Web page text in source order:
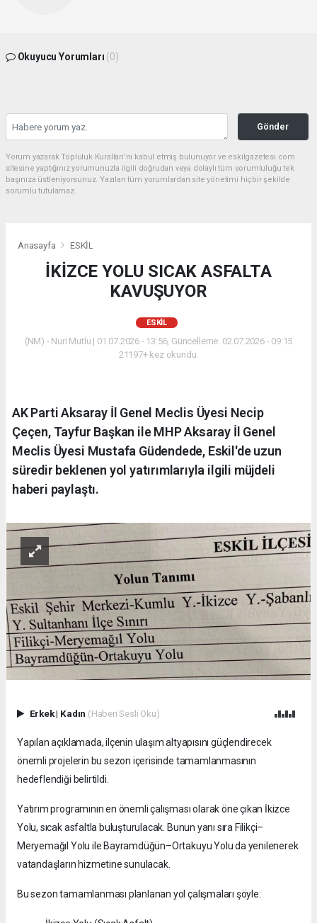
Okuyucu Yorumları (0)
Gönder
Yorum yazarak Topluluk Kuralları’nı kabul etmiş bulunuyor ve eskilgazetesi.com
sitesine yaptığınız yorumunuzla ilgili doğrudan veya dolaylı tüm sorumluluğu tek
başınıza üstleniyorsunuz. Yazılan tüm yorumlardan site yönetimi hiçbir şekilde
sorumlu tutulamaz.
Anasayfa ESKİL
İKİZCE YOLU SICAK ASFALTA
KAVUŞUYOR
ESKİL
(NM) - Nuri Mutlu | 01.07.2026 - 13:56, Güncelleme: 02.07.2026 - 09:15
21197+ kez okundu.
AK Parti Aksaray İl Genel Meclis Üyesi Necip
Çeçen, Tayfur Başkan ile MHP Aksaray İl Genel
Meclis Üyesi Mustafa Güdendede, Eskil'de uzun
süredir beklenen yol yatırımlarıyla ilgili müjdeli
haberi paylaştı.
Erkek| Kadın (Haberi Sesli Oku)
Yapılan açıklamada, ilçenin ulaşım altyapısını güçlendirecek
önemli projelerin bu sezon içerisinde tamamlanmasının
hedeflendiği belirtildi.
Yatırım programının en önemli çalışması olarak öne çıkan İkizce
Yolu, sıcak asfaltla buluşturulacak. Bunun yanı sıra Filikçi–
Meryemağıl Yolu ile Bayramdüğün–Ortakuyu Yolu da yenilenerek
vatandaşların hizmetine sunulacak.
Bu sezon tamamlanması planlanan yol çalışmaları şöyle: